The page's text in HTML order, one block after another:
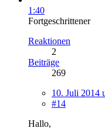
1:40
Fortgeschrittener
Reaktionen
2
Beiträge
269
10. Juli 2014
#14
Hallo,